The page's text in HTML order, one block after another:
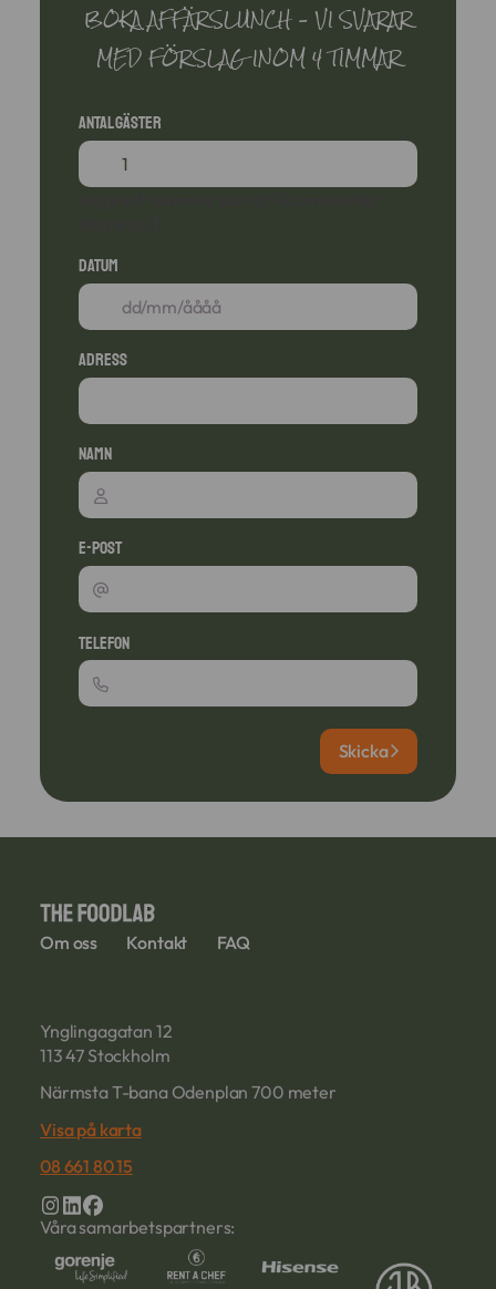
BOKA AFFÄRSLUNCH – VI SVARAR
MED FÖRSLAG INOM 4 TIMMAR
Antal gäster
Datum
Adress
Namn
E-post
Telefon
Skicka
Om oss Kontakt FAQ
Ynglingagatan 12
113 47 Stockholm
Närmsta T-bana Odenplan 700 meter
Visa på karta
08 661 80 15
Våra samarbetspartners: